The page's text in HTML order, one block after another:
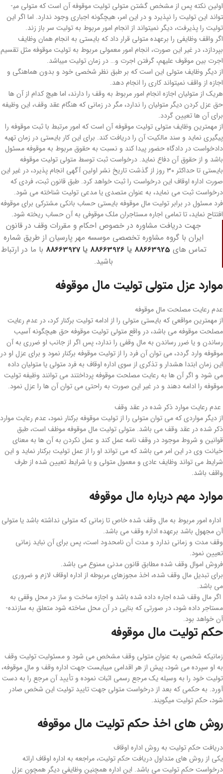
اولین نکته پس از مشخص گشتن متولی تولیت موقوفه آن است که متولی می­
تواند این تولیت را نپذیرد و در این امر، هیچگونه اجباری وجود ندارد. اما اگر این
تولیت را پذیرفت، دیگر نمی­تواند از انجام امور مربوط به تولیت سر باز زند.
اگر واقف وظایفی را برعهده­ متولی قرار داد که بایستی به انجام همان وظایف
بپردازد، در غیر این ­صورت، انجام امور معمولی مربوط به تولیت موقوفه مثل تقسیم
اجرت بین موقوف ­علیهم، گرفتن اجرت و… در زمان تولیت می­باشد.
از دیگر وظایف متولی این است که بر طبق نظر شخصی خود و بدون هماهنگی و
اجازه از واقف نمی­تواند کاری را انجام دهد.
هریک از متولیان اجازه­ انجام امور مربوط به وقف را دارند، اما هیچ کدام از آن ­ها
حق عزل کردن دیگر متولیان را ندارد، مگر در زمانی که هنگام عقد وقف، این وظیفه
برای آن ­ها تعیین گردد.
از مهمترین وظایف متولی تولیت موقوفه آن است که امور مرتبط با ثبت موقوفه را
پیگیری نماید و سند مالکیت آن را دریافت کند. برای این کار بایستی در زمان تهیه
دادخواست در دادگاه حضور پیدا کند و نسبت به حقوق مربوط به موقوفه مسئول
باشد و از حقوق آن دفاع نماید. درخواست ثبت توسط متولی تولیت موقوفه
بایستی تا حداکثر ۳۰ روز از گذشت تاریخ نشر اولین آگهی انجام پذیرد، در غیر این
صورت اداره­ اوقاف این درخواست را ثبت خواهد کرد. طبق قانون ثبت، فردی که
درخواست ثبت می­ نماید، به ­عنوان متصدی یا مدعی تولیت شناخته می­ شود.
فرد مسئول در برابر تولیت مال موقوفه بایستی حساب بانکی مشترکی برای موقوفه
افتتاح نماید، تا تمامی اجاره مستاجران ملک موقوفی به آن حساب ریخته شود.
جهت دریافت مشاوره در خصوص احکام و مقررات وقف در قانون
ایران با گروه مشاوره تخصصی موسسه مهر پارسیان از طریق شماره
تماس های 88663925 یا88663926 یا88663927 با ما در ارتباط
باشید.
موارد عزل متولی تولیت مال موقوفه
عدم رعایت مصلحت مال موقوفه
از مهمترین مواقعی که بایستی متولی را از ادامه­ تولیت برکنار کرد، در عدم رعایت
مصلحت موقوفه می ­باشد، در واقع متولی تولیت موقوفه حق هیچگونه آسیب
رساندن و یا ضرر رساندن به مال وقفی را ندارد، پس اگر از جانب او ضرری به آن
موقوفه وارد گردد، می ­توان آن فرد را از تولیت موقوفه برکنار نمود و برای عزل او در
این زمان ابتدا هشدار و تذکری از سوی اداره­ اوقاف به فرد متولی یا متولیان داده
می­ شود و اگر آن­ ها به رعایت مصلحت موقوفه پرداختند می ­توانند وظیفه­ تولیت
موقوفه را ادامه دهند و در غیر این صورت به راحتی می ­توان آن­ ها را عزل نمود.
عدم رعایت موارد ذکر شده در عقد وقف
از دیگر مواردی که می­ توان متولی را از تولیت موقوفه برکنار نمود، عدم رعایت موارد
ذکر شده در عقد وقف می ­باشد. ­متولی تولیت مال موقوفه موظف است، طبق
قوانین و شروط موجود در وقف ­نامه عمل کند و عمل نکردن به آن­ ها به معنای
خیانت وی در این امر می­ باشد که می ­تواند او را از عمل تولیت برکنار نماید و این
شرایط می­ تواند وظایف عادی و معمول متولی و یا شرایط تعیین شده از طرف
واقف باشد.
موارد مهم درباره مال موقوفه
اداره­ امور مربوط به مال وقف شده خاص تا زمانی که متولی نداشته باشد یا متولی
آن مجهول باشد برعهده اداره­ وقف می­ باشد.
وقف مدت و زمانی ندارد و مدت آن نامحدود است، پس برای آن نباید زمانی
تعیین نمود.
فروش اموال وقف شده مطابق قانون مدنی ممنوع می ­باشد.
برای تبدیل مال وقف شده، اخذ مجوزهای مربوطه از اداره­ اوقاف لازم و ضروری
می­ باشد.
اگر مال وقف شده اجاره داده شده باشد و اجازه­ ساخت و ساز در محل وقفی به
مستاجر داده شود، در صورتی ­که بنایی در آن محل ساخته شود متعلق به سازنده­
آن خواهد بود.
حکم تولیت مال موقوفه
زمانی­که شخصی به­ عنوان متولی وقف مشخص می ­شود و مسئولیت تولیت وقف
به او سپرده می ­شود، پیش از هر اقدامی میبایست جهت اداره وقف و مال موقوفه،
تولیت خود را به وسیله یک مرجع رسمی اثبات نموده و تأیید آن مرجع را به دست
آورد. به حکمی که بعد از درخواست متولی جهت تایید تولیت این شخص صادر
شود، حکم تولیت می­گویند.
روش های اخذ حکم تولیت مال موقوفه
دریافت حکم تولیت به روش اداره اوقاف
یکی از روش ­های متداول دریافت حکم تولیت، مراجعه به اداره اوقاف ارائه
درخواست حکم تولیت می­ باشد. این اداره همچنین وظایفی دیگر همچون عزل